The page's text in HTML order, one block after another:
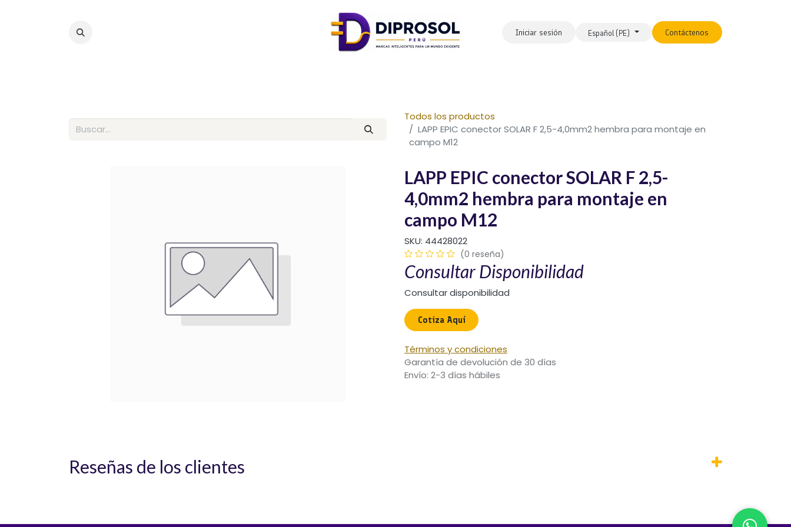
Iniciar sesión Español (PE) Contáctenos
Todos los productos
LAPP EPIC conector SOLAR F 2,5-4,0mm2 hembra para montaje en
campo M12
LAPP EPIC conector SOLAR F 2,5-
4,0mm2 hembra para montaje en
campo M12
SKU: 44428022
(0 reseña)
Consultar Disponibilidad
Consultar disponibilidad
Cotiza Aquí​
Términos y condiciones
Garantía de devolución de 30 días
Envío: 2-3 días hábiles
Reseñas de los clientes